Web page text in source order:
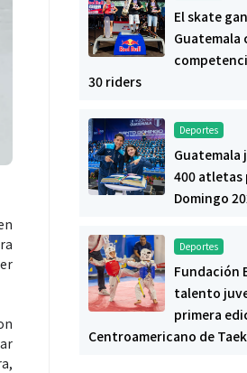
El skate
Guatemala
30 riders
Deportes
Guatemala
400 atletas
Domingo
Deportes
Fundación
talento
primera
Centroamericano de